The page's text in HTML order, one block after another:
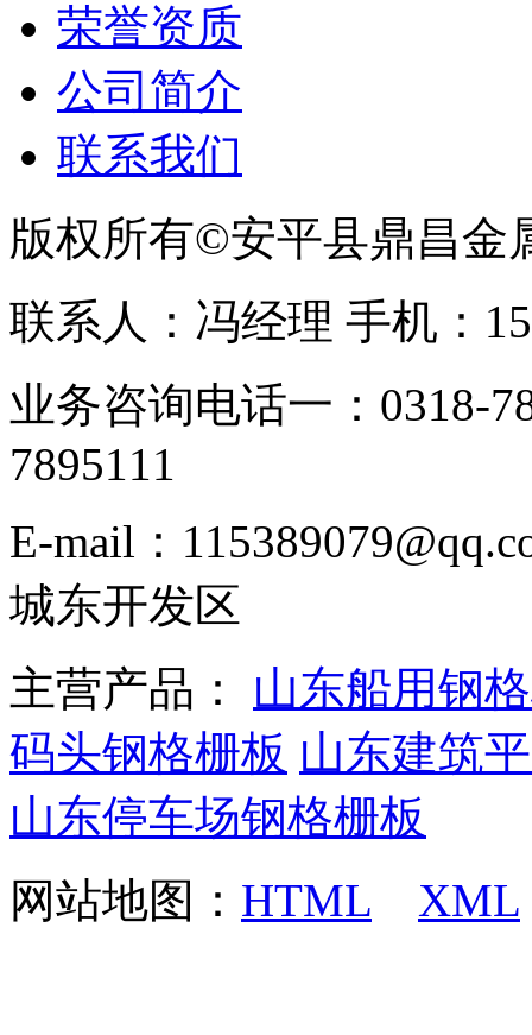
荣誉资质
公司简介
联系我们
版权所有©安平县鼎昌金
联系人：冯经理 手机：
业务咨询电话一：0318-
7895111
E-mail：
城东开发区
主营产品： 山东船用钢
码头钢格栅板 山东建筑
山东停车场钢格栅板
网站地图： HTML XML